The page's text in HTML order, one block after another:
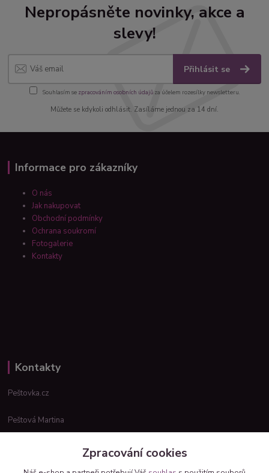
Nepropásněte novinky, akce a
slevy!
Přihlásit se
Souhlasím se zpracováním osobních údajůza účelem rozesílky newsletteru.
Můžete se kdykoli odhlásit. Zasíláme jednou za 14 dní.
Informace pro zákazníky
O nás
Jak nakupovat
Obchodní podmínky
Ochrana soukromí
Fotogalerie
Kontakty
Kontakty
Peštovka.cz
Peštová Martina
Zpracování cookies